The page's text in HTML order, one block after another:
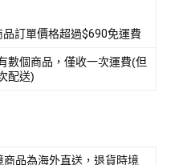
品訂單價格超過$690免運費
數個商品，僅收一次運費(但
配送)
品為海外直送，退貨時境